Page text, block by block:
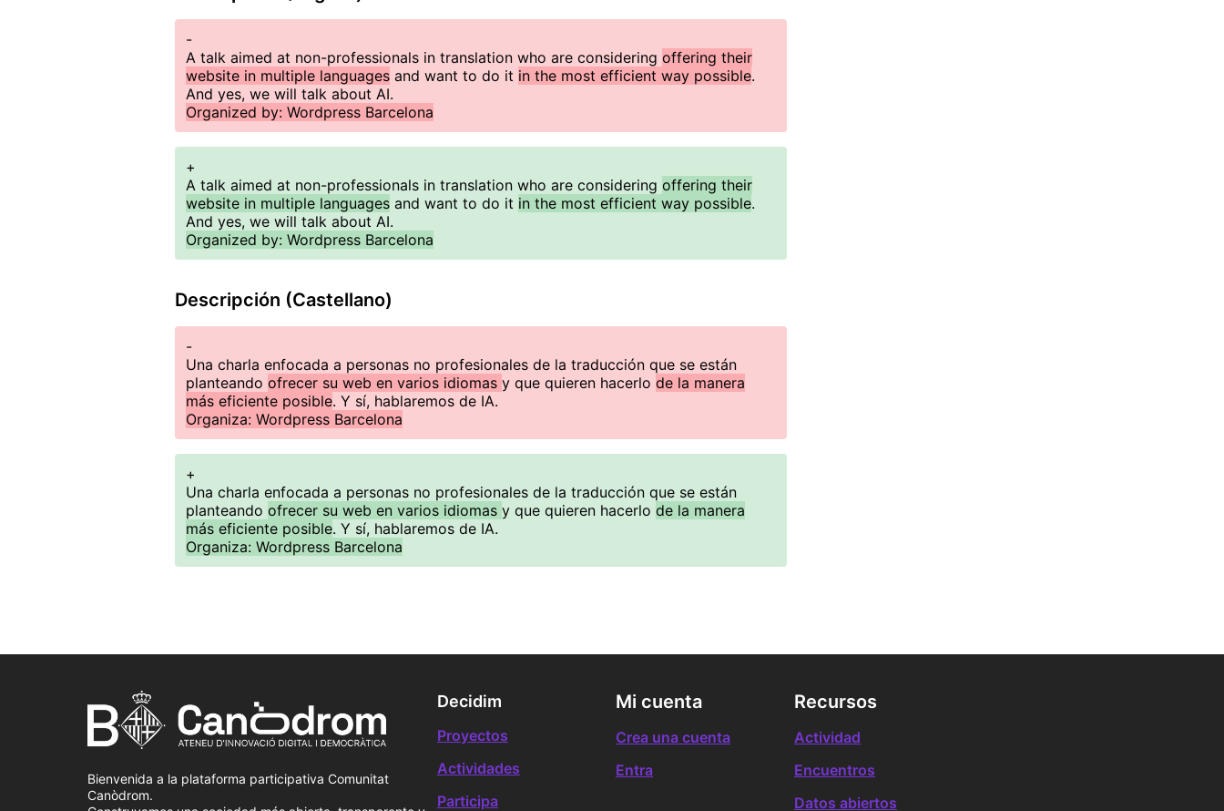
-
A talk aimed at non-professionals in translation who are considering offering their
website in multiple languages and want to do it in the most efficient way possible.
And yes, we will talk about AI.
Organized by: Wordpress Barcelona
+
A talk aimed at non-professionals in translation who are considering offering their
website in multiple languages and want to do it in the most efficient way possible.
And yes, we will talk about AI.
Organized by: Wordpress Barcelona
Descripción (Castellano)
-
Una charla enfocada a personas no profesionales de la traducción que se están
planteando ofrecer su web en varios idiomas y que quieren hacerlo de la manera
más eficiente posible. Y sí, hablaremos de IA.
Organiza: Wordpress Barcelona
+
Una charla enfocada a personas no profesionales de la traducción que se están
planteando ofrecer su web en varios idiomas y que quieren hacerlo de la manera
más eficiente posible. Y sí, hablaremos de IA.
Organiza: Wordpress Barcelona
Bienvenida a la plataforma participativa Comunitat
Canòdrom.
Decidim
Proyectos
Actividades
Participa
Mi cuenta
Crea una cuenta
Entra
Recursos
Actividad
Encuentros
Datos abiertos